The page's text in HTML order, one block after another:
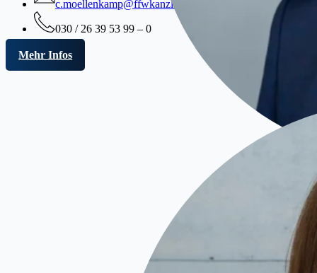
c.moellenkamp@ffwkanzlei.de
030 / 26 39 53 99 – 0
Mehr Infos